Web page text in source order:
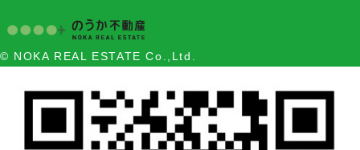
© NOKA REAL ESTATE Co.,Ltd.